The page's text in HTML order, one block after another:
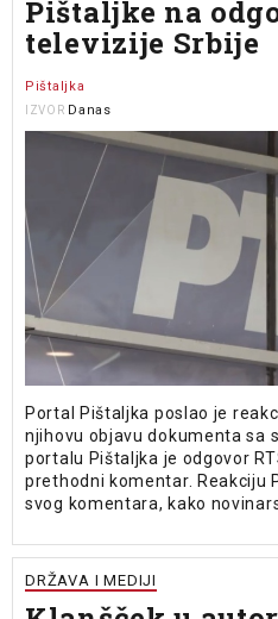
Pištaljke na
televizije Srbije
Pištaljka
IZVOR Danas
Portal Pištaljka poslao je
njihovu objavu dokumenta sa
portalu Pištaljka je odgovor
prethodni komentar. Reakciju
svog komentara, kako
DRŽAVA I MEDIJI